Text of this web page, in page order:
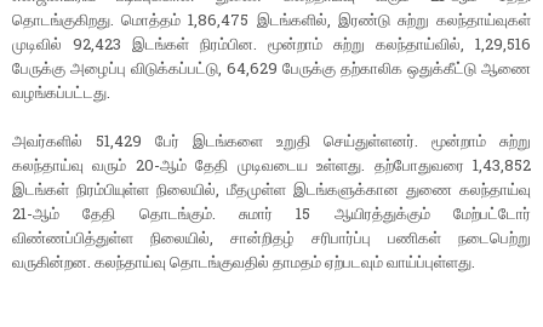
தொடங்குகிறது. மொத்தம் 1,86,475 இடங்களில், இரண்டு சுற்று கலந்தாய்வுகள்
முடிவில் 92,423 இடங்கள் நிரம்பின. மூன்றாம் சுற்று கலந்தாய்வில், 1,29,516
பேருக்கு அழைப்பு விடுக்கப்பட்டு, 64,629 பேருக்கு தற்காலிக ஒதுக்கீட்டு ஆணை
வழங்கப்பட்டது.
அவர்களில் 51,429 பேர் இடங்களை உறுதி செய்துள்ளனர். மூன்றாம் சுற்று
கலந்தாய்வு வரும் 20-ஆம் தேதி முடிவடைய உள்ளது. தற்போதுவரை 1,43,852
இடங்கள் நிரம்பியுள்ள நிலையில், மீதமுள்ள இடங்களுக்கான துணை கலந்தாய்வு
21-ஆம் தேதி தொடங்கும். சுமார் 15 ஆயிரத்துக்கும் மேற்பட்டோர்
விண்ணப்பித்துள்ள நிலையில், சான்றிதழ் சரிபார்ப்பு பணிகள் நடைபெற்று
வருகின்றன. கலந்தாய்வு தொடங்குவதில் தாமதம் ஏற்படவும் வாய்ப்புள்ளது.